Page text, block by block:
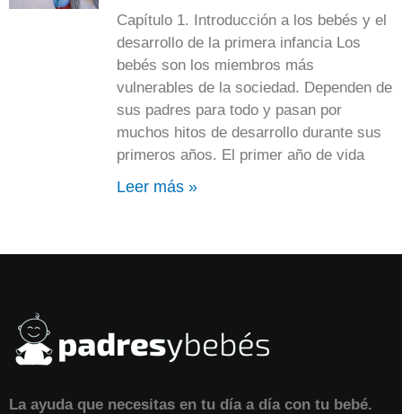
Capítulo 1. Introducción a los bebés y el
desarrollo de la primera infancia Los
bebés son los miembros más
vulnerables de la sociedad. Dependen de
sus padres para todo y pasan por
muchos hitos de desarrollo durante sus
primeros años. El primer año de vida
Leer más »
La ayuda que necesitas en tu día a día con tu bebé.